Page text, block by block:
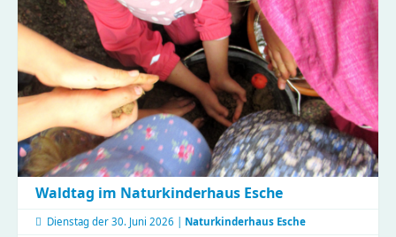
Waldtag im Naturkinderhaus Esche
Dienstag der 30. Juni 2026 | Naturkinderhaus Esche